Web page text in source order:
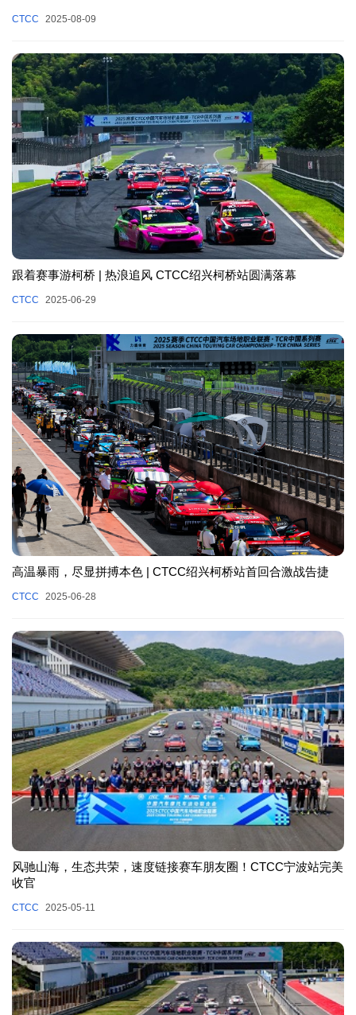
CTCC 2025-08-09
跟着赛事游柯桥 | 热浪追风 CTCC绍兴柯桥站圆满落幕
CTCC 2025-06-29
高温暴雨，尽显拼搏本色 | CTCC绍兴柯桥站首回合激战告捷
CTCC 2025-06-28
风驰山海，生态共荣，速度链接赛车朋友圈！CTCC宁波站完美
收官
CTCC 2025-05-11